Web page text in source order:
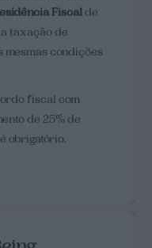
Fiscal de
taxação de
mesmas condições
fiscal com
de 25% de
obrigatório.